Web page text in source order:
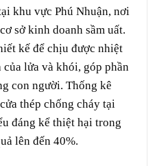
khu vực Phú Nhuận, nơi
sở kinh doanh sầm uất.
kế để chịu được nhiệt
của lửa và khói, góp phần
con người. Thống kê
thép chống cháy tại
đáng kể thiệt hại trong
lên đến 40%.